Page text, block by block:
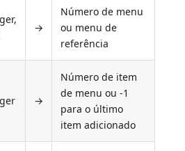
→
Número de menu
ou menu de
referência
→
Número de item
de menu ou -1
para o último
item adicionado